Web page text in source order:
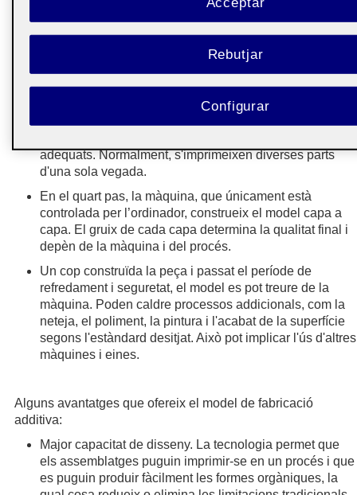
Standard Triangle Language). L'arxiu es divideix
La tercera etapa requereix la transferència de l'arxiu
STL i la configuració de la màquina. Per imprimir de
manera econòmica, es a dir, per maximitzar l'estalvi de
costos i reduir el desaprofitament de material, ha de
adequats. Normalment, s'imprimeixen diverses parts
d'una sola vegada.
En el quart pas, la màquina, que únicament està
controlada per l’ordinador, construeix el model capa a
capa. El gruix de cada capa determina la qualitat final i
depèn de la màquina i del procés.
Un cop construïda la peça i passat el període de
refredament i seguretat, el model es pot treure de la
màquina. Poden caldre processos addicionals, com la
neteja, el poliment, la pintura i l'acabat de la superfície
segons l'estàndard desitjat. Això pot implicar l'ús d'altres
màquines i eines.
Alguns avantatges que ofereix el model de fabricació
additiva:
Major capacitat de disseny. La tecnologia permet que
els assemblatges puguin imprimir-se en un procés i que
es puguin produir fàcilment les formes orgàniques, la
Rebutjar
Configurar